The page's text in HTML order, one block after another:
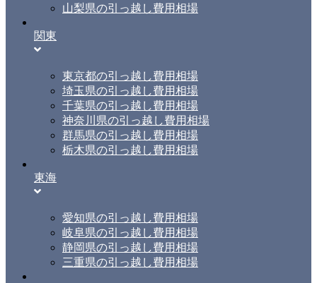
山梨県の引っ越し費用相場
関東
東京都の引っ越し費用相場
埼玉県の引っ越し費用相場
千葉県の引っ越し費用相場
神奈川県の引っ越し費用相場
群馬県の引っ越し費用相場
栃木県の引っ越し費用相場
東海
愛知県の引っ越し費用相場
岐阜県の引っ越し費用相場
静岡県の引っ越し費用相場
三重県の引っ越し費用相場